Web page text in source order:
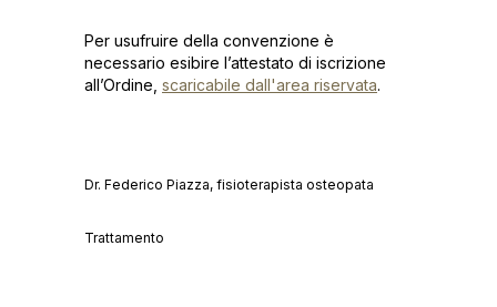
Per usufruire della convenzione è
necessario esibire l’attestato di iscrizione
all’Ordine, scaricabile dall'area riservata.
Dr. Federico Piazza, fisioterapista osteopata
Trattamento